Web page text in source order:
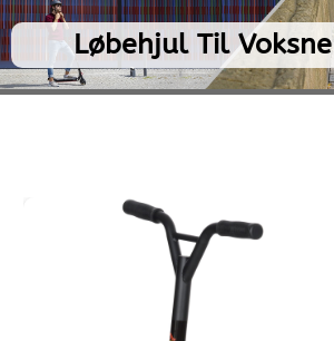
Gå
til
indholdet
Løbehjul Til Voksne